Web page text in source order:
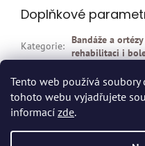
Tento web používá soubory
tohoto webu vyjadřujete
informací zde.
Doplňkové
Kategorie: Bandáže a
rehabilitaci i